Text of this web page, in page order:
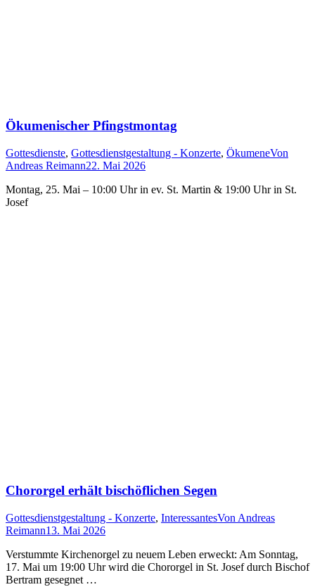
Ökumenischer Pfingstmontag
Gottesdienste, Gottesdienstgestaltung - Konzerte, ÖkumeneVon
Andreas Reimann22. Mai 2026
Montag, 25. Mai – 10:00 Uhr in ev. St. Martin & 19:00 Uhr in St.
Josef
Chororgel erhält bischöflichen Segen
Gottesdienstgestaltung - Konzerte, InteressantesVon Andreas
Reimann13. Mai 2026
Verstummte Kirchenorgel zu neuem Leben erweckt: Am Sonntag,
17. Mai um 19:00 Uhr wird die Chororgel in St. Josef durch Bischof
Bertram gesegnet …